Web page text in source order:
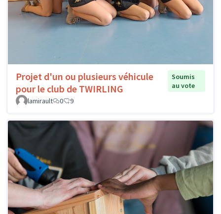
Projet d'un ou plusieurs véhicule
pour le club de TWIRLING
Soumis
au vote
lamirault
0 9